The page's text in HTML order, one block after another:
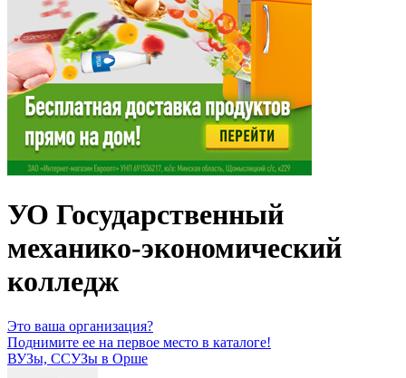
УО Государственный
механико-экономический
колледж
Это ваша организация?
Поднимите ее на первое место в каталоге!
ВУЗы, ССУЗы в Орше